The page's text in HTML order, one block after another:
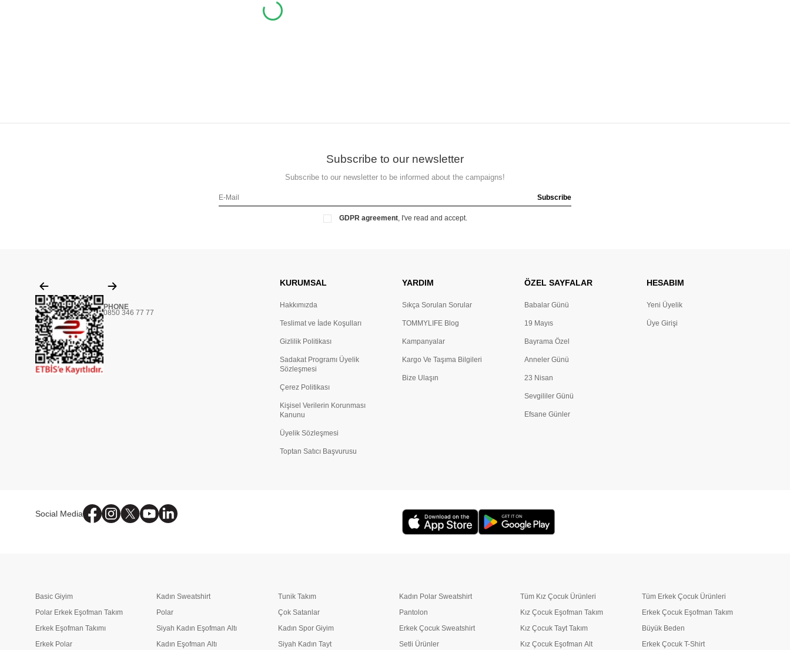
Subscribe to our newsletter
Subscribe to our newsletter to be informed about the campaigns!
Subscribe
GDPR agreement, I've read and accept.
PHONE
0850 346 77 77
KURUMSAL
Hakkımızda
Teslimat ve İade Koşulları
Gizlilik Politikası
Sadakat Programı Üyelik
Sözleşmesi
Çerez Politikası
Kişisel Verilerin Korunması
Kanunu
Üyelik Sözleşmesi
Toptan Satıcı Başvurusu
YARDIM
Sıkça Sorulan Sorular
TOMMYLIFE Blog
Kampanyalar
Kargo Ve Taşıma Bilgileri
Bize Ulaşın
ÖZEL SAYFALAR
Babalar Günü
19 Mayıs
Bayrama Özel
Anneler Günü
23 Nisan
Sevgililer Günü
Efsane Günler
HESABIM
Yeni Üyelik
Üye Girişi
Social Media
Basic Giyim
Polar Erkek Eşofman Takım
Erkek Eşofman Takımı
Erkek Polar
Kadın Sweatshirt
Polar
Siyah Kadın Eşofman Altı
Kadın Eşofman Altı
Tunik Takım
Çok Satanlar
Kadın Spor Giyim
Siyah Kadın Tayt
Kadın Polar Sweatshirt
Pantolon
Erkek Çocuk Sweatshirt
Setli Ürünler
Tüm Kız Çocuk Ürünleri
Kız Çocuk Eşofman Takım
Kız Çocuk Tayt Takım
Kız Çocuk Eşofman Alt
Tüm Erkek Çocuk Ürünleri
Erkek Çocuk Eşofman Takım
Büyük Beden
Erkek Çocuk T-Shirt